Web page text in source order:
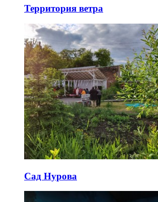
Территория ветра
Сад Нурова